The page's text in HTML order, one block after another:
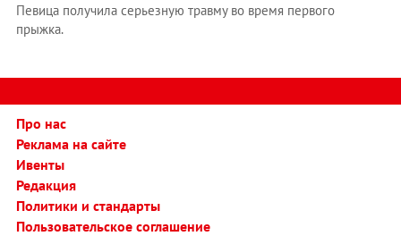
Певица получила серьезную травму во время первого
прыжка.
Про нас
Реклама на сайте
Ивенты
Редакция
Политики и стандарты
Пользовательское соглашение